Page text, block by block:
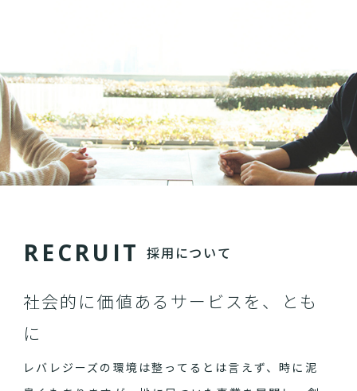
RECRU IT 採用について
社会的に価値あるサービスを、とも
に
レバレジーズの環境は整ってるとは言えず、時に泥